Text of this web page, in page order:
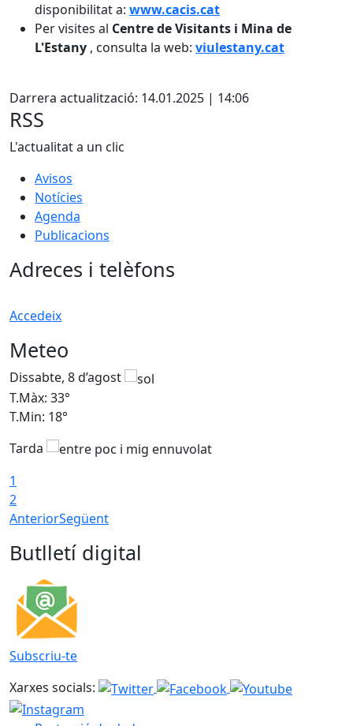
disponibilitat a: www.cacis.cat
Per visites al Centre de Visitants i Mina de
L'Estany , consulta la web: viulestany.cat
Darrera actualització: 14.01.2025 | 14:06
RSS
L'actualitat a un clic
Avisos
Notícies
Agenda
Publicacions
Adreces i telèfons
Accedeix
Meteo
Dissabte, 8 d’agost
T.Màx: 33°
T.Min: 18°
Tarda
1
2
AnteriorSegüent
Butlletí digital
Subscriu-te
Xarxes socials: